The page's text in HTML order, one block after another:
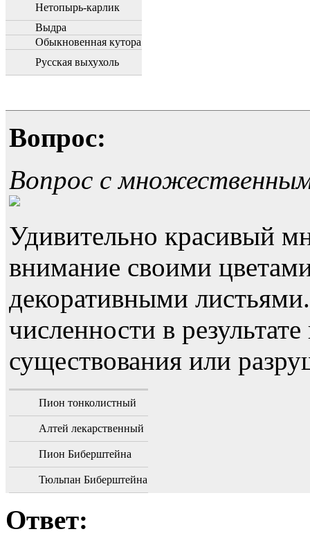
Нетопырь-карлик
Выдра
Обыкновенная кутора
Русская выхухоль
Вопрос:
Вопрос с
Удивительно красивый
внимание своими
декоративными
численности в
существования или
Пион тонколистный
Алтей лекарственный
Пион Биберштейна
Тюльпан Биберштейна
Ответ: